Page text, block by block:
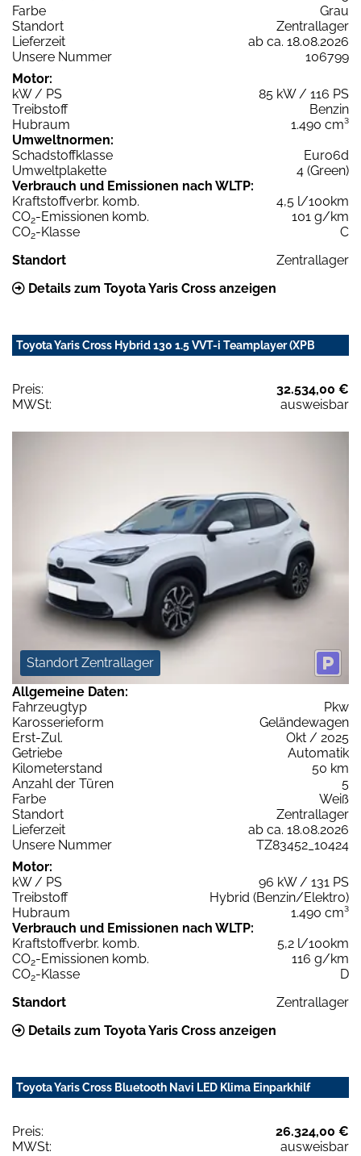
Farbe
Grau
Standort
Zentrallager
Lieferzeit
ab ca. 18.08.2026
Unsere Nummer
106799
Motor:
kW / PS
85 kW / 116 PS
Treibstoff
Benzin
Hubraum
1.490 cm³
Umweltnormen:
Schadstoffklasse
Euro6d
Umweltplakette
4 (Green)
Verbrauch und Emissionen nach WLTP:
Kraftstoffverbr. komb.
4,5 l/100km
CO2-Emissionen komb.
101 g/km
CO2-Klasse
C
Standort
Zentrallager
Details zum Toyota Yaris Cross anzeigen
Toyota Yaris Cross Hybrid 130 1.5 VVT-i Teamplayer (XPB
Preis:
32.534,00 €
MWSt:
ausweisbar
Standort Zentrallager
Allgemeine Daten:
Fahrzeugtyp
Pkw
Karosserieform
Geländewagen
Erst-Zul.
Okt / 2025
Getriebe
Automatik
Kilometerstand
50 km
Anzahl der Türen
5
Farbe
Weiß
Standort
Zentrallager
Lieferzeit
ab ca. 18.08.2026
Unsere Nummer
TZ83452_10424
Motor:
kW / PS
96 kW / 131 PS
Treibstoff
Hybrid (Benzin/Elektro)
Hubraum
1.490 cm³
Verbrauch und Emissionen nach WLTP:
Kraftstoffverbr. komb.
5,2 l/100km
CO2-Emissionen komb.
116 g/km
CO2-Klasse
D
Standort
Zentrallager
Details zum Toyota Yaris Cross anzeigen
Toyota Yaris Cross Bluetooth Navi LED Klima Einparkhilf
Preis:
26.324,00 €
MWSt:
ausweisbar